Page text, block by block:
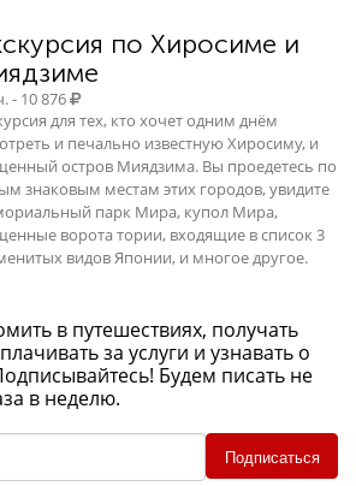
по Хиросиме и
- 10 876
для тех, кто хочет одним днём
и печально известную Хиросиму, и
остров Миядзима. Вы проедетесь по
знаковым местам этих городов, увидите
парк Мира, купол Мира,
ворота тории, входящие в список 3
видов Японии, и многое другое.
в путешествиях, получать
за услуги и узнавать о
Будем писать не
в неделю.
Подписаться